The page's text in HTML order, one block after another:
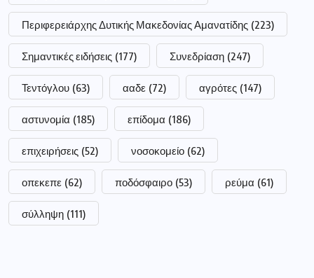
Περιφερειάρχης Δυτικής Μακεδονίας Αμανατίδης (223)
Σημαντικές ειδήσεις (177) Συνεδρίαση (247)
Τεντόγλου (63) ααδε (72) αγρότες (147)
αστυνομία (185) επίδομα (186)
επιχειρήσεις (52) νοσοκομείο (62)
οπεκεπε (62) ποδόσφαιρο (53) ρεύμα (61)
σύλληψη (111)